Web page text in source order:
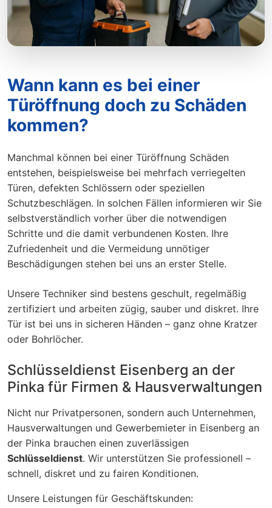
Wann kann es bei einer
Türöffnung doch zu Schäden
kommen?
Manchmal können bei einer Türöffnung Schäden
entstehen, beispielsweise bei mehrfach verriegelten
Türen, defekten Schlössern oder speziellen
Schutzbeschlägen. In solchen Fällen informieren wir Sie
selbstverständlich vorher über die notwendigen
Schritte und die damit verbundenen Kosten. Ihre
Zufriedenheit und die Vermeidung unnötiger
Beschädigungen stehen bei uns an erster Stelle.
Unsere Techniker sind bestens geschult, regelmäßig
zertifiziert und arbeiten zügig, sauber und diskret. Ihre
Tür ist bei uns in sicheren Händen – ganz ohne Kratzer
oder Bohrlöcher.
Schlüsseldienst Eisenberg an der
Pinka für Firmen & Hausverwaltungen
Nicht nur Privatpersonen, sondern auch Unternehmen,
Hausverwaltungen und Gewerbemieter in Eisenberg an
der Pinka brauchen einen zuverlässigen
Schlüsseldienst. Wir unterstützen Sie professionell –
schnell, diskret und zu fairen Konditionen.
Unsere Leistungen für Geschäftskunden: